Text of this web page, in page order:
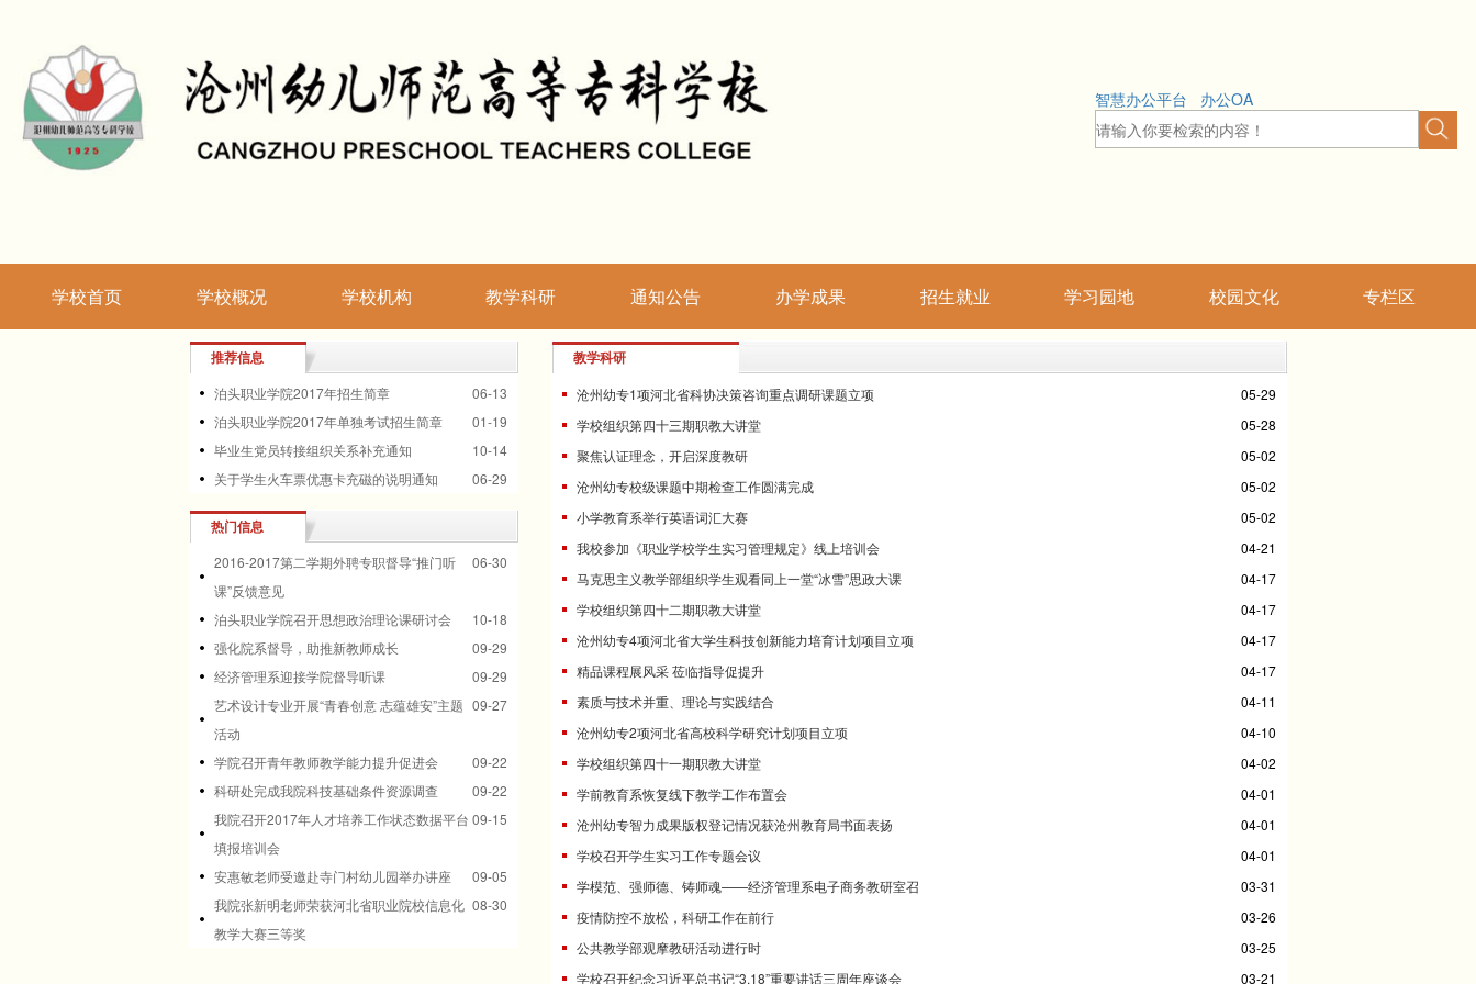
智慧办公平台 办公OA
学校首页 学校概况 学校机构 教学科研 通知公告 办学成果 招生就业 学习园地 校园文化 专栏区
推荐信息
06-13
泊头职业学院2017年招生简章
01-19
泊头职业学院2017年单独考试招生简章
10-14
毕业生党员转接组织关系补充通知
06-29
关于学生火车票优惠卡充磁的说明通知
热门信息
06-30
2016-2017第二学期外聘专职督导“推门听
课”反馈意见
10-18
泊头职业学院召开思想政治理论课研讨会
09-29
强化院系督导，助推新教师成长
09-29
经济管理系迎接学院督导听课
09-27
艺术设计专业开展“青春创意 志蕴雄安”主题
活动
09-22
学院召开青年教师教学能力提升促进会
09-22
科研处完成我院科技基础条件资源调查
09-15
我院召开2017年人才培养工作状态数据平台
填报培训会
09-05
安惠敏老师受邀赴寺门村幼儿园举办讲座
08-30
我院张新明老师荣获河北省职业院校信息化
教学大赛三等奖
教学科研
05-29
沧州幼专1项河北省科协决策咨询重点调研课题立项
05-28
学校组织第四十三期职教大讲堂
05-02
聚焦认证理念，开启深度教研
05-02
沧州幼专校级课题中期检查工作圆满完成
05-02
小学教育系举行英语词汇大赛
04-21
我校参加《职业学校学生实习管理规定》线上培训会
04-17
马克思主义教学部组织学生观看同上一堂“冰雪”思政大课
04-17
学校组织第四十二期职教大讲堂
04-17
沧州幼专4项河北省大学生科技创新能力培育计划项目立项
04-17
精品课程展风采 莅临指导促提升
04-11
素质与技术并重、理论与实践结合
04-10
沧州幼专2项河北省高校科学研究计划项目立项
04-02
学校组织第四十一期职教大讲堂
04-01
学前教育系恢复线下教学工作布置会
04-01
沧州幼专智力成果版权登记情况获沧州教育局书面表扬
04-01
学校召开学生实习工作专题会议
03-31
学模范、强师德、铸师魂——经济管理系电子商务教研室召
03-26
疫情防控不放松，科研工作在前行
03-25
公共教学部观摩教研活动进行时
03-21
学校召开纪念习近平总书记“3.18”重要讲话三周年座谈会